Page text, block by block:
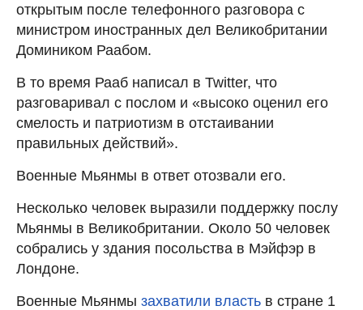
открытым после телефонного разговора с
министром иностранных дел Великобритании
Домиником Раабом.
В то время Рааб написал в Twitter, что
разговаривал с послом и «высоко оценил его
смелость и патриотизм в отстаивании
правильных действий».
Военные Мьянмы в ответ отозвали его.
Несколько человек выразили поддержку послу
Мьянмы в Великобритании. Около 50 человек
собрались у здания посольства в Мэйфэр в
Лондоне.
Военные Мьянмы захватили власть в стране 1